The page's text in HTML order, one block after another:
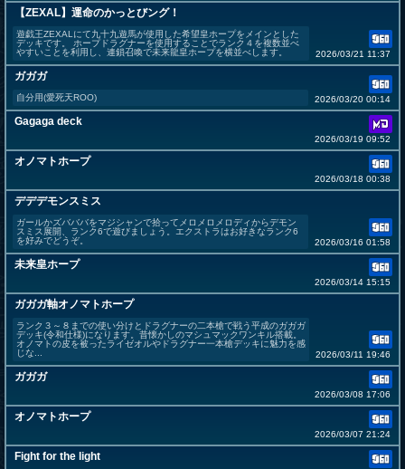
【ZEXAL】運命のかっとびング！
遊戯王ZEXALにて九十九遊馬が使用した希望皇ホープをメインとした
デッキです。 ホープドラグナーを使用することでランク４を複数並べ
やすいことを利用し、連鎖召喚で未来龍皇ホープを横並べします。
2026/03/21 11:37
ガガガ
自分用(愛死天ROO) 2026/03/20 00:14
Gagaga deck
2026/03/19 09:52
オノマトホープ
2026/03/18 00:38
デデデモンスミス
ガールかズバババをマジシャンで拾ってメロメロメロディからデモン
スミス展開、ランク6で遊びましょう。エクストラはお好きなランク6
を好みでどうぞ。
2026/03/16 01:58
未来皇ホープ
2026/03/14 15:15
ガガガ軸オノマトホープ
ランク３～８までの使い分けとドラグナーの二本槍で戦う平成のガガガ
デッキ(令和仕様)になります。昔懐かしのマシュマックワンキル搭載。
オノマトの皮を被ったライゼオルやドラグナー一本槍デッキに魅力を感
じな...
2026/03/11 19:46
ガガガ
2026/03/08 17:06
オノマトホープ
2026/03/07 21:24
Fight for the light